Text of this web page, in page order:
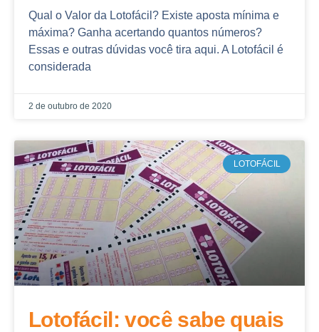
Qual o Valor da Lotofácil? Existe aposta mínima e
máxima? Ganha acertando quantos números?
Essas e outras dúvidas você tira aqui. A Lotofácil é
considerada
2 de outubro de 2020
LOTOFÁCIL
Lotofácil: você sabe quais